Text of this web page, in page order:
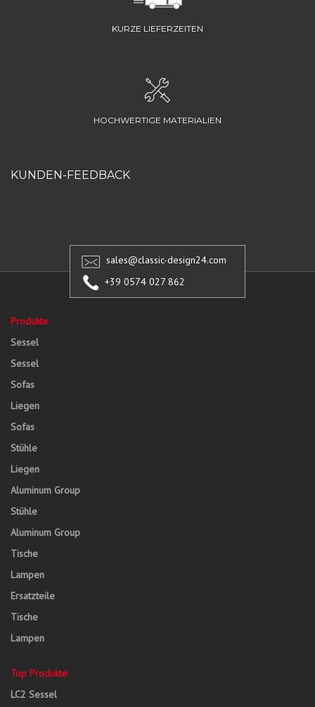
KURZE LIEFERZEITEN
HOCHWERTIGE MATERIALIEN
KUNDEN-FEEDBACK
sales@classic-design24.com
+39 0574 027 862
Produkte
Sessel
Sessel
Sofas
Liegen
Sofas
Stühle
Liegen
Aluminum Group
Stühle
Aluminum Group
Tische
Lampen
Ersatzteile
Tische
Lampen
Top Produkte
LC2 Sessel